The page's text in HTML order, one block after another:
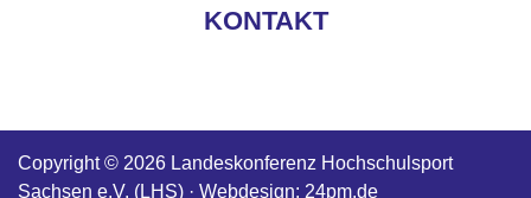
KONTAKT
Copyright © 2026 Landeskonferenz Hochschulsport
Sachsen e.V. (LHS) · Webdesign: 24pm.de